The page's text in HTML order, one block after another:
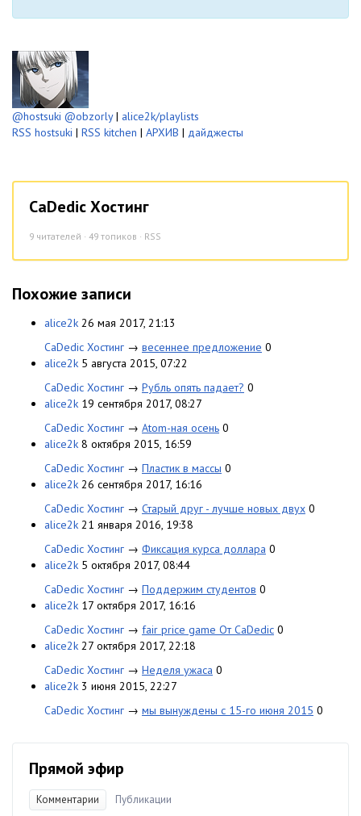
@hostsuki @obzorly| alice2k/playlists
RSS hostsuki | RSS kitchen | АРХИВ | дайджесты
CaDedic Хостинг
9 читателей · 49 топиков · RSS
Похожие записи
alice2k 26 мая 2017, 21:13
CaDedic Хостинг → весеннее предложение 0
alice2k 5 августа 2015, 07:22
CaDedic Хостинг → Рубль опять падает? 0
alice2k 19 сентября 2017, 08:27
CaDedic Хостинг → Atom-ная осень 0
alice2k 8 октября 2015, 16:59
CaDedic Хостинг → Пластик в массы 0
alice2k 26 сентября 2017, 16:16
CaDedic Хостинг → Старый друг - лучше новых двух 0
alice2k 21 января 2016, 19:38
CaDedic Хостинг → Фиксация курса доллара 0
alice2k 5 октября 2017, 08:44
CaDedic Хостинг → Поддержим студентов 0
alice2k 17 октября 2017, 16:16
CaDedic Хостинг → fair price game От CaDedic 0
alice2k 27 октября 2017, 22:18
CaDedic Хостинг → Неделя ужаса 0
alice2k 3 июня 2015, 22:27
CaDedic Хостинг → мы вынуждены с 15-го июня 2015 0
Прямой эфир
Комментарии Публикации